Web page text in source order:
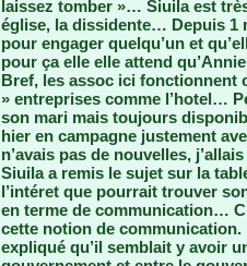
laissez tomber »… Siuila est
église, la dissidente… Depuis 1
pour engager quelqu’un et
pour ça elle elle attend
Bref, les assoc ici fonctionnent
» entreprises comme l’hotel…
son mari mais toujours
hier en campagne justement
n’avais pas de nouvelles,
Siuila a remis le sujet sur la
l’intéret que pourrait trouver
en terme de communication…
cette notion de
expliqué qu’il semblait y avoir